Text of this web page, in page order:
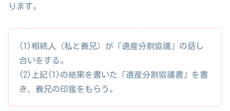
ります。
(1)相続人（私と義兄）が「遺産分割協議」の話し
合いをする。
(2)上記(1)の結果を書いた「遺産分割協議書」を書
き、義兄の印鑑をもらう。